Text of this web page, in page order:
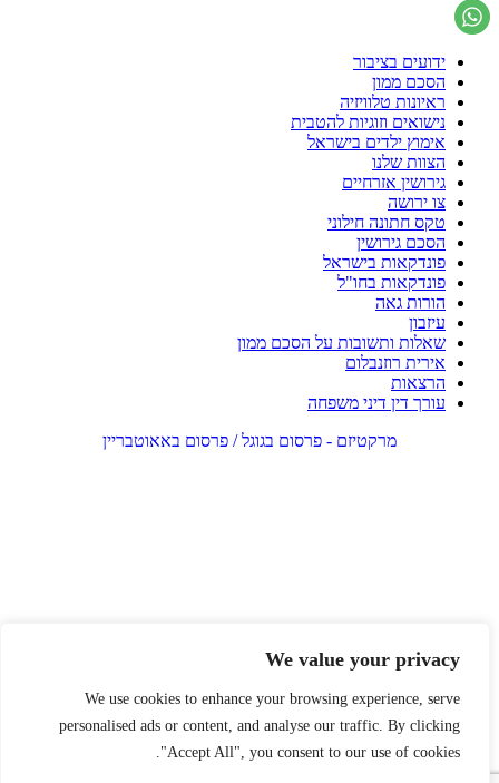
We value your privacy
We use cookies to enhance your browsing experience, serve
personalised ads or content, and analyse our traffic. By clicking
"Accept All", you consent to our use of cookies.
ידועים בציבור
הסכם ממון
ראיונות טלוויזיה
נישואים וזוגיות להטבית
אימוץ ילדים בישראל
הצוות שלנו
גירושין אזרחיים
צו ירושה
טקס חתונה חילוני
הסכם גירושין
פונדקאות בישראל
פונדקאות בחו"ל
הורות גאה
עיזבון
שאלות ותשובות על הסכם ממון
אירית רוזנבלום
הרצאות
עורך דין דיני משפחה
מרקטיזם - פרסום בגוגל / פרסום באאוטבריין